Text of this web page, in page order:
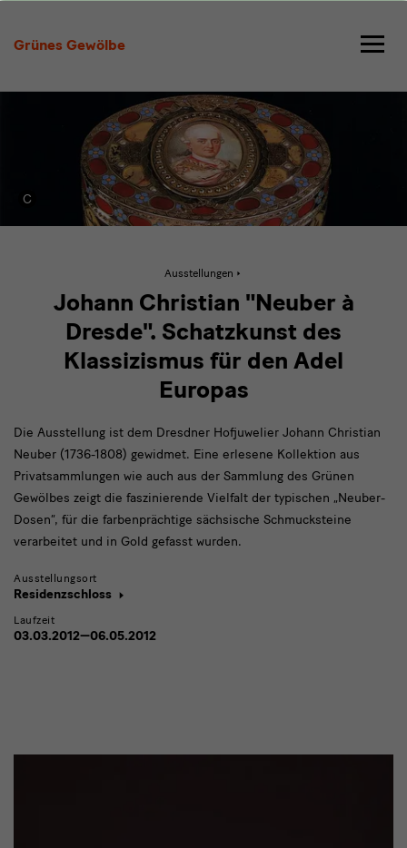
Grünes Gewölbe
Christian
"Neuber
Dresde"
Ausstellungen
Christian
à
Johann Christian "Neuber à
Dresde". Schatzkunst des
Klassizismus für den Adel
Europas
Die Ausstellung ist dem Dresdner Hofjuwelier Johann Christian
Neuber (1736-1808) gewidmet. Eine erlesene Kollektion aus
Privatsammlungen wie auch aus der Sammlung des Grünen
Gewölbes zeigt die faszinierende Vielfalt der typischen „Neuber-
Dosen“, für die farbenprächtige sächsische Schmucksteine
verarbeitet und in Gold gefasst wurden.
Ausstellungsort
Residenzschloss
Laufzeit
03.03.2012—06.05.2012